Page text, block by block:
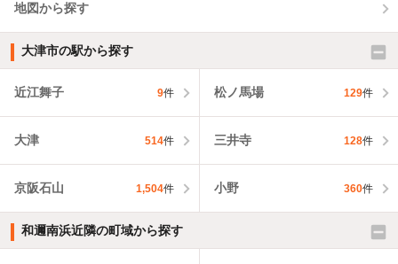
地図から探す
大津市の駅から探す
近江舞子 9件 松ノ馬場 129件
大津 514件 三井寺 128件
京阪石山 1,504件 小野 360件
和邇南浜近隣の町域から探す